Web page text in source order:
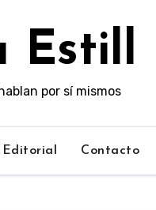
Estill
por sí mismos
Editorial Contacto